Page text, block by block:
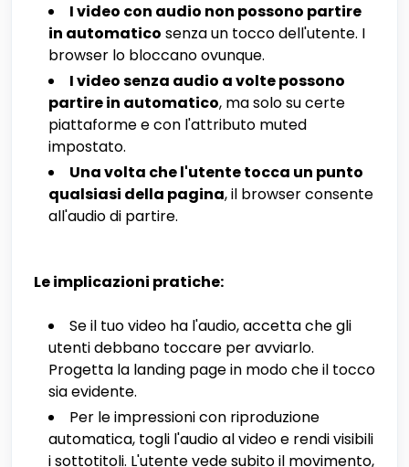
I video con audio non possono partire
in automatico senza un tocco dell'utente. I
browser lo bloccano ovunque.
I video senza audio a volte possono
partire in automatico, ma solo su certe
piattaforme e con l'attributo muted
impostato.
Una volta che l'utente tocca un punto
qualsiasi della pagina, il browser consente
all'audio di partire.
Le implicazioni pratiche:
Se il tuo video ha l'audio, accetta che gli
utenti debbano toccare per avviarlo.
Progetta la landing page in modo che il tocco
sia evidente.
Per le impressioni con riproduzione
automatica, togli l'audio al video e rendi visibili
i sottotitoli. L'utente vede subito il movimento,